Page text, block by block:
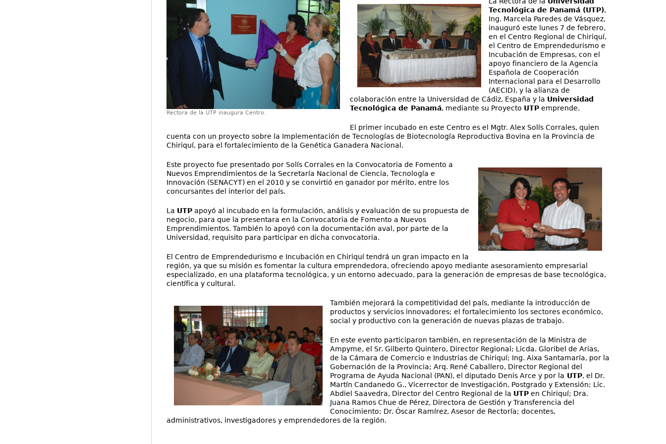
Rectora de la UTP inaugura Centro.
Tecnológica de Panamá (UTP),
Ing. Marcela Paredes de Vásquez,
inauguró este lunes 7 de febrero,
en el Centro Regional de Chiriquí,
el Centro de Emprendedurismo e
Incubación de Empresas, con el
apoyo financiero de la Agencia
Española de Cooperación
Internacional para el Desarrollo
(AECID), y la alianza de
colaboración entre la Universidad de Cádiz, España y la Universidad
Tecnológica de Panamá, mediante su Proyecto UTPemprende.
El primer incubado en este Centro es el Mgtr. Alex Solís Corrales, quien
cuenta con un proyecto sobre la Implementación de Tecnologías de Biotecnología Reproductiva Bovina en la Provincia de
Chiriquí, para el fortalecimiento de la Genética Ganadera Nacional.
Este proyecto fue presentado por Solís Corrales en la Convocatoria de Fomento a
Nuevos Emprendimientos de la Secretaría Nacional de Ciencia, Tecnología e
Innovación (SENACYT) en el 2010 y se convirtió en ganador por mérito, entre los
concursantes del interior del país.
La UTPapoyó al incubado en la formulación, análisis y evaluación de su propuesta de
negocio, para que la presentara en la Convocatoria de Fomento a Nuevos
Emprendimientos. También lo apoyó con la documentación aval, por parte de la
Universidad, requisito para participar en dicha convocatoria.
El Centro de Emprendedurismo e Incubación en Chiriquí tendrá un gran impacto en la
región, ya que su misión es fomentar la cultura emprendedora, ofreciendo apoyo mediante asesoramiento empresarial
especializado, en una plataforma tecnológica, y un entorno adecuado, para la generación de empresas de base tecnológica,
científica y cultural.
También mejorará la competitividad del país, mediante la introducción de
productos y servicios innovadores; el fortalecimiento los sectores económico,
social y productivo con la generación de nuevas plazas de trabajo.
En este evento participaron también, en representación de la Ministra de
Ampyme, el Sr. Gilberto Quintero, Director Regional; Licda. Gloribel de Arias,
de la Cámara de Comercio e Industrias de Chiriquí; Ing. Aixa Santamaría, por la
Gobernación de la Provincia; Arq. René Caballero, Director Regional del
Programa de Ayuda Nacional (PAN), el diputado Denis Arce y por la UTP, el Dr.
Martín Candanedo G., Vicerrector de Investigación, Postgrado y Extensión; Lic.
Abdiel Saavedra, Director del Centro Regional de la UTPen Chiriquí; Dra.
Juana Ramos Chue de Pérez, Directora de Gestión y Transferencia del
Conocimiento; Dr. Óscar Ramírez, Asesor de Rectoría; docentes,
administrativos, investigadores y emprendedores de la región.